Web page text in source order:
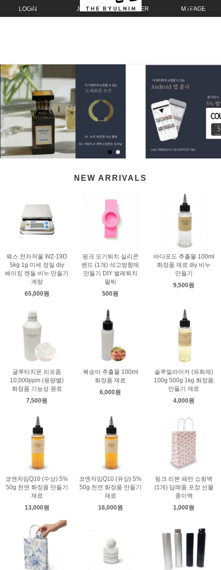
LOGIN JOIN ORDER MYPAGE
NEW ARRIVALS
웨스 전자저울 WZ-19D
5kg 1g 미세 정밀 diy
베이킹 캔들 비누 만들기
계량
65,000원
핑크 모기퇴치 실리콘
밴드 (1개) 석고방향제
만들기 DIY 벌레퇴치
팔찌
500원
바다포도 추출물 100ml
화장품 재료 diy 비누
만들기
9,500원
글루타치온 리포좀
10,000ppm (용량별)
화장품 기능성 원료
7,500원
복숭아 추출물 100ml
화장품 재료
6,000원
솔루빌라이저 (유화제)
100g 500g 1kg 화장품
만들기 재료
4,000원
코엔자임Q10 (수상) 5%
50g 천연 화장품 만들기
재료
13,000원
코엔자임Q10 (유상) 5%
50g 천연 화장품 만들기
재료
16,000원
핑크 리본 패턴 쇼핑백
(1개) 답례품 포장 선물
종이백
1,000원